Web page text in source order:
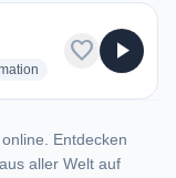
radio stations
favorite play_arrow
Entdecken
aller Welt auf